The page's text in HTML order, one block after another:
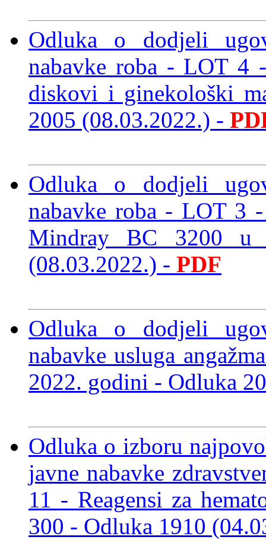
Odluka o dodjeli
nabavke roba - LOT 4
diskovi i ginekološki
2005 (08.03.2022.) -
Odluka o dodjeli
nabavke roba - LOT 3 -
Mindray BC 3200
(08.03.2022.) - PDF
Odluka o dodjeli
nabavke usluga
2022. godini - Odluka
Odluka o izboru
javne nabavke
11 - Reagensi za
300 - Odluka 1910